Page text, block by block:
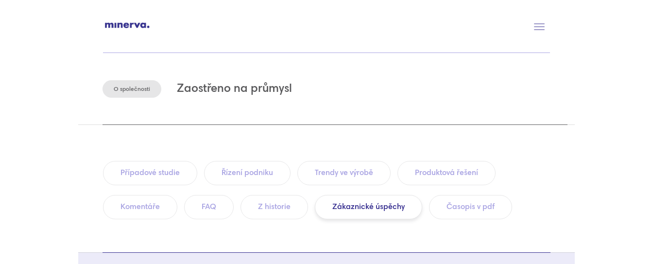
Přepnout
O společnosti Zaostřeno na průmysl
Případové studie Řízení podniku Trendy ve výrobě Produktová řešení
Komentáře FAQ Z historie Zákaznické úspěchy Časopis v pdf